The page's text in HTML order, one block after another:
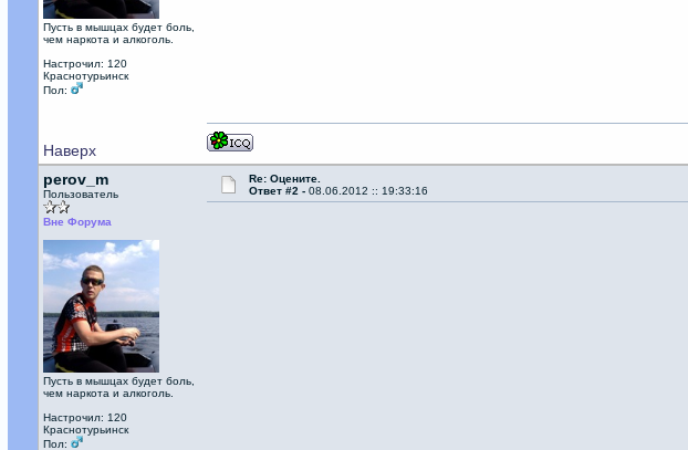
Пусть в мышцах будет боль,
чем наркота и алкоголь.
Настрочил: 120
Краснотурьинск
Пол:
Наверх
perov_m
Пользователь
Вне Форума
Пусть в мышцах будет боль,
чем наркота и алкоголь.
Настрочил: 120
Краснотурьинск
Пол:
Re: Оцените.
Ответ #2 - 08.06.2012 :: 19:33:16